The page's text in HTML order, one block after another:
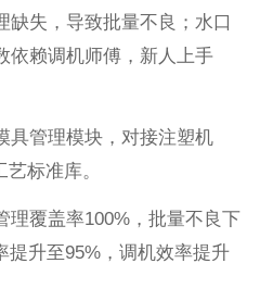
缺失，导致批量不良；水口
依赖调机师傅，新人上手
具管理模块，对接注塑机
标准库。
理覆盖率100%，批量不良下
提升至95%，调机效率提升